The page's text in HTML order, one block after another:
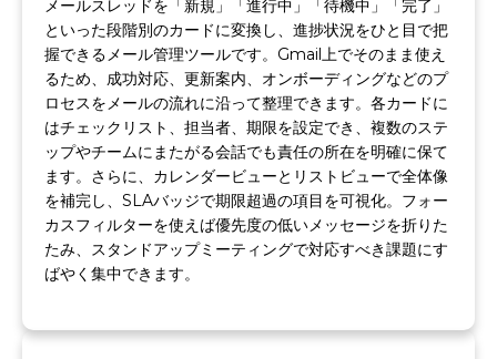
メールスレッドを「新規」「進行中」「待機中」「完了」
といった段階別のカードに変換し、進捗状況をひと目で把
握できるメール管理ツールです。Gmail上でそのまま使え
るため、成功対応、更新案内、オンボーディングなどのプ
ロセスをメールの流れに沿って整理できます。各カードに
はチェックリスト、担当者、期限を設定でき、複数のステ
ップやチームにまたがる会話でも責任の所在を明確に保て
ます。さらに、カレンダービューとリストビューで全体像
を補完し、SLAバッジで期限超過の項目を可視化。フォー
カスフィルターを使えば優先度の低いメッセージを折りた
たみ、スタンドアップミーティングで対応すべき課題にす
ばやく集中できます。